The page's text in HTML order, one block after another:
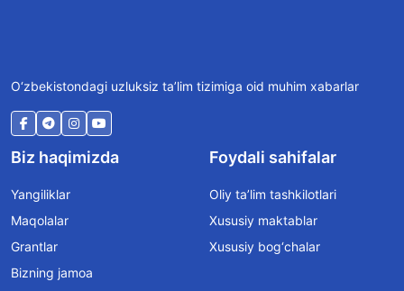
O‘zbekistondagi uzluksiz ta’lim tizimiga oid muhim xabarlar
Biz haqimizda
Yangiliklar
Maqolalar
Grantlar
Bizning jamoa
Foydali sahifalar
Oliy ta’lim tashkilotlari
Xususiy maktablar
Xususiy bog‘chalar